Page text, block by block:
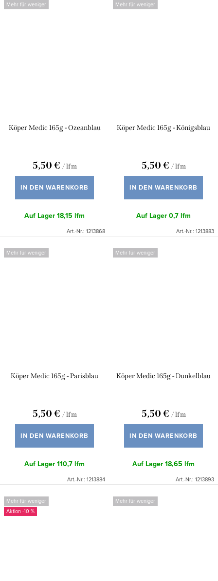
Mehr für weniger
Köper Medic 165g - Ozeanblau
5,50 € / lfm
IN DEN WARENKORB
Auf Lager18,15 lfm
Art.-Nr.: 1213868
Mehr für weniger
Köper Medic 165g - Königsblau
5,50 € / lfm
IN DEN WARENKORB
Auf Lager0,7 lfm
Art.-Nr.: 1213883
Mehr für weniger
Köper Medic 165g - Parisblau
5,50 € / lfm
IN DEN WARENKORB
Auf Lager110,7 lfm
Art.-Nr.: 1213884
Mehr für weniger
Köper Medic 165g - Dunkelblau
5,50 € / lfm
IN DEN WARENKORB
Auf Lager18,65 lfm
Art.-Nr.: 1213893
Mehr für weniger
-10 %
Mehr für weniger